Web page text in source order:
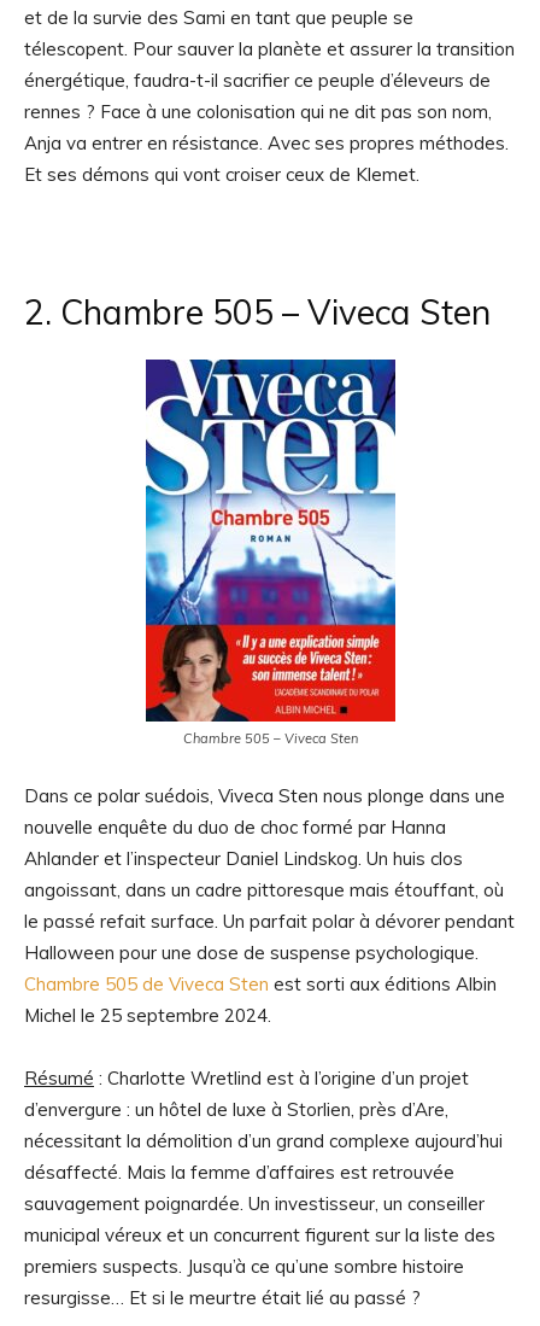
et de la survie des Sami en tant que peuple se
télescopent. Pour sauver la planète et assurer la transition
énergétique, faudra-t-il sacrifier ce peuple d’éleveurs de
rennes ? Face à une colonisation qui ne dit pas son nom,
Anja va entrer en résistance. Avec ses propres méthodes.
Et ses démons qui vont croiser ceux de Klemet.
2. Chambre 505 – Viveca Sten
Chambre 505 – Viveca Sten
Dans ce polar suédois, Viveca Sten nous plonge dans une
nouvelle enquête du duo de choc formé par Hanna
Ahlander et l’inspecteur Daniel Lindskog. Un huis clos
angoissant, dans un cadre pittoresque mais étouffant, où
le passé refait surface. Un parfait polar à dévorer pendant
Halloween pour une dose de suspense psychologique.
Chambre 505 de Viveca Sten est sorti aux éditions Albin
Michel le 25 septembre 2024.
Résumé : Charlotte Wretlind est à l’origine d’un projet
d’envergure : un hôtel de luxe à Storlien, près d’Are,
nécessitant la démolition d’un grand complexe aujourd’hui
désaffecté. Mais la femme d’affaires est retrouvée
sauvagement poignardée. Un investisseur, un conseiller
municipal véreux et un concurrent figurent sur la liste des
premiers suspects. Jusqu’à ce qu’une sombre histoire
resurgisse… Et si le meurtre était lié au passé ?